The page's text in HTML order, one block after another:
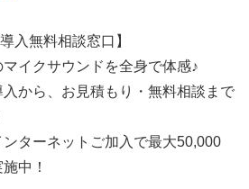
入無料相談窓口】
イクサウンドを全身で体感♪
から、お見積もり・無料相談まで
ターネットご加入で最大50,000
中！